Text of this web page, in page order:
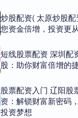
炒股配资( 太原炒股
您资金倍增，投资更
短线股票配资 深圳配
股：助你财富倍增的
股票配资入门 辽阳股
资：解锁财富新密码
投资梦想